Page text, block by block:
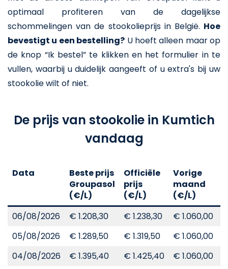
optimaal profiteren van de dagelijkse
schommelingen van de stookolieprijs in België. Hoe
bevestigt u een bestelling? U hoeft alleen maar op
de knop “Ik bestel” te klikken en het formulier in te
vullen, waarbij u duidelijk aangeeft of u extra's bij uw
stookolie wilt of niet.
De prijs van stookolie in Kumtich
vandaag
Data
Beste prijs
Groupasol
(€/L)
Officiële
prijs
(€/L)
Vorige
maand
(€/L)
06/08/2026
€ 1.208,30 € 1.238,30 € 1.060,00
05/08/2026
€ 1.289,50 € 1.319,50 € 1.060,00
04/08/2026
€ 1.395,40 € 1.425,40 € 1.060,00